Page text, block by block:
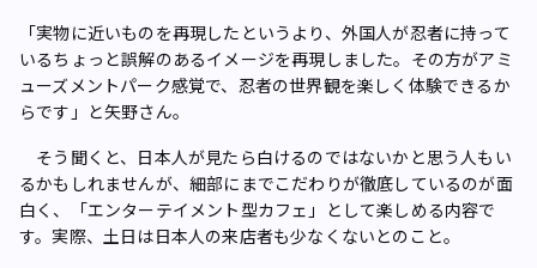
「実物に近いものを再現したというより、外国人が忍者に持って
いるちょっと誤解のあるイメージを再現しました。その方がアミ
ューズメントパーク感覚で、忍者の世界観を楽しく体験できるか
らです」と矢野さん。
そう聞くと、日本人が見たら白けるのではないかと思う人もい
るかもしれませんが、細部にまでこだわりが徹底しているのが面
白く、「エンターテイメント型カフェ」として楽しめる内容で
す。実際、土日は日本人の来店者も少なくないとのこと。